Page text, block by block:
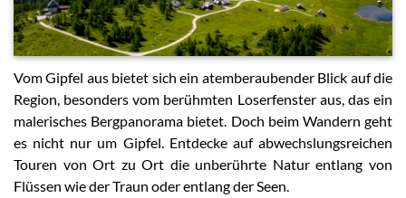
Vom Gipfel aus bietet sich ein atemberaubender Blick auf die
Region, besonders vom berühmten Loserfenster aus, das ein
malerisches Bergpanorama bietet. Doch beim Wandern geht
es nicht nur um Gipfel. Entdecke auf abwechslungsreichen
Touren von Ort zu Ort die unberührte Natur entlang von
Flüssen wie der Traun oder entlang der Seen.